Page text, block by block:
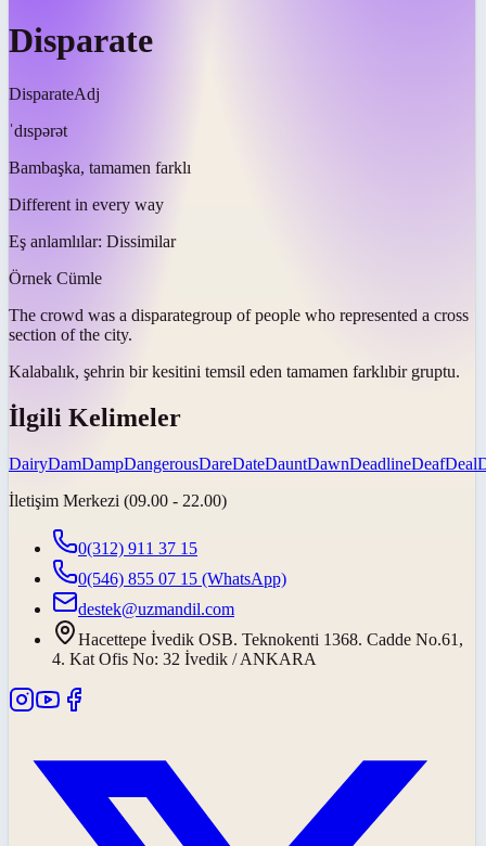
Disparate
DisparateAdj
ˈdɪspərət
Bambaşka, tamamen farklı
Different in every way
Eş anlamlılar: Dissimilar
Örnek Cümle
The crowd was a disparategroup of people who represented a cross
section of the city.
Kalabalık, şehrin bir kesitini temsil eden tamamen farklıbir gruptu.
İlgili Kelimeler
DairyDamDampDangerousDareDateDauntDawnDeadlineDeafDeal
İletişim Merkezi (09.00 - 22.00)
0(312) 911 37 15
0(546) 855 07 15 (WhatsApp)
destek@uzmandil.com
Hacettepe İvedik OSB. Teknokenti 1368. Cadde No.61,
4. Kat Ofis No: 32 İvedik / ANKARA